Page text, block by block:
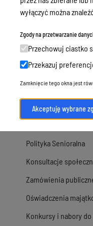
Podatki i opłaty,
Urbanistyka,
Geodezja, sprzedaż,
nieruchomości
Środowisko
Strategie, programy,
Polityka Senioralna
Konsultacje
Zamówienia
Oświadczenia
Konkursy i nabory do
wyłączyć można
Zgody na przetwarzanie
Przechowuj ciastko
Przekazuj
Zamknięcie tego okna jest
Akceptuję wybrane